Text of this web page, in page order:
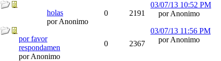
holas
por Anonimo
0 2191
03/07/13 10:52 PM
por Anonimo
por favor
respondamen
por Anonimo
0 2367
03/07/13 11:56 PM
por Anonimo